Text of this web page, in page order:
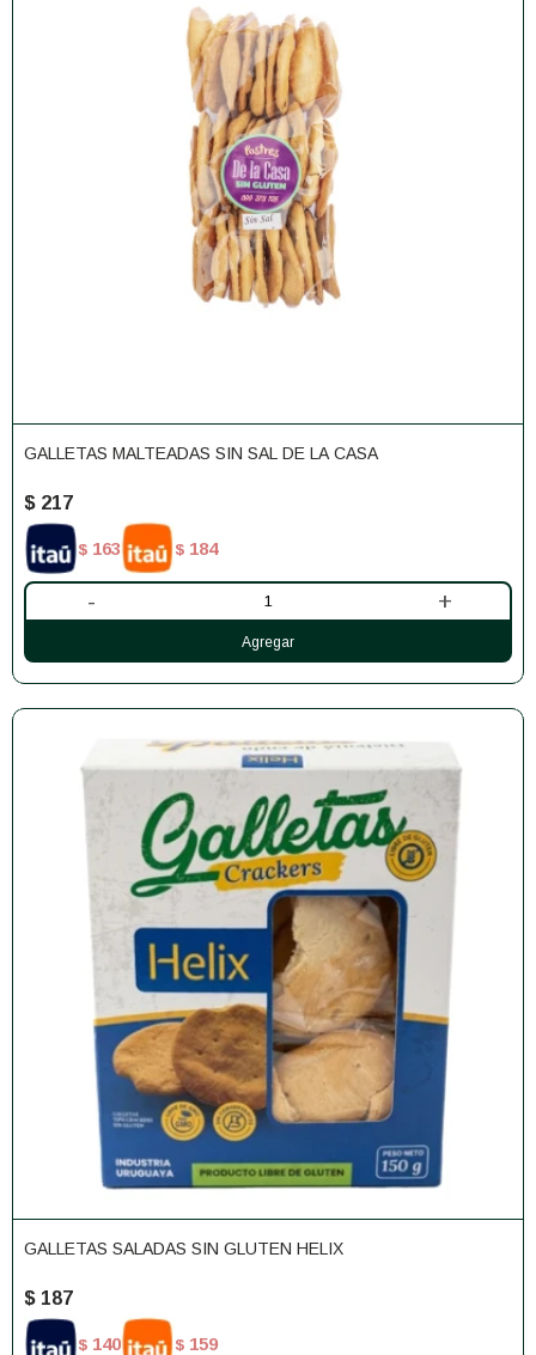
GALLETAS MALTEADAS SIN SAL DE LA CASA
$ 217
$ 163 $ 184
- +
GALLETAS SALADAS SIN GLUTEN HELIX
$ 187
$ 140 $ 159